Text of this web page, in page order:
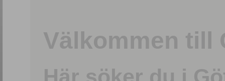
Välkommen till